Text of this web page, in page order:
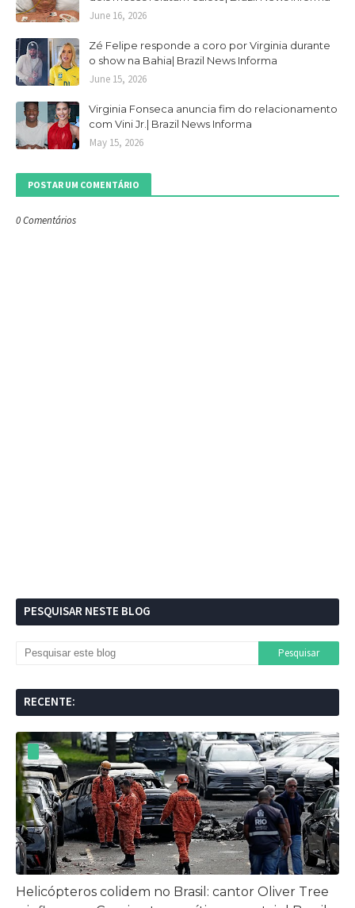
June 16, 2026
Zé Felipe responde a coro por Virginia durante
o show na Bahia| Brazil News Informa
June 15, 2026
Virginia Fonseca anuncia fim do relacionamento
com Vini Jr.| Brazil News Informa
May 15, 2026
POSTAR UM COMENTÁRIO
0 Comentários
PESQUISAR NESTE BLOG
RECENTE:
Helicópteros colidem no Brasil: cantor Oliver Tree